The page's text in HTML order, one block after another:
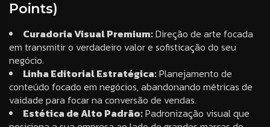
Points)
Curadoria Visual Premium:Direção de arte focada
em transmitir o verdadeiro valor e sofisticação do seu
negócio.
Linha Editorial Estratégica:Planejamento de
conteúdo focado em negócios, abandonando métricas de
vaidade para focar na conversão de vendas.
Estética de Alto Padrão:Padronização visual que